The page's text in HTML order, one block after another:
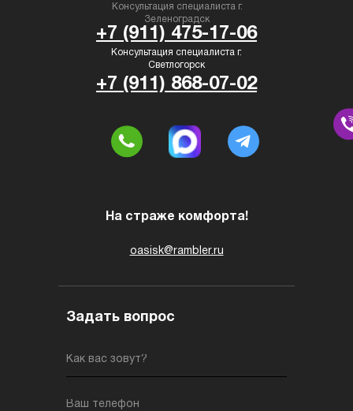
Как вас зовут?
Ваш телефон
oasisk@rambler.ru
На страже комфорта!
Консультация специалиста г.
Светлогорск
Консультация специалиста г.
Зеленоградск
+7 (911) 475-17-06
+7 (911) 868-07-02
Задать вопрос